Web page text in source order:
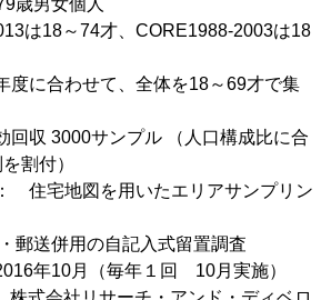
は18～74才、CORE1988-2003は18
に合わせて、全体を18～69才で集
収 3000サンプル （人口構成比に合
割付）
住宅地図を用いたエリアサンプリン
送併用の自記入式留置調査
年10月（毎年１回 10月実施）